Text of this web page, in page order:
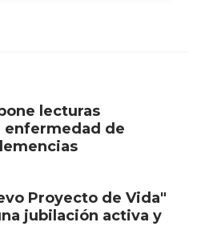
lecturas
enfermedad de
Proyecto de Vida"
jubilación activa y